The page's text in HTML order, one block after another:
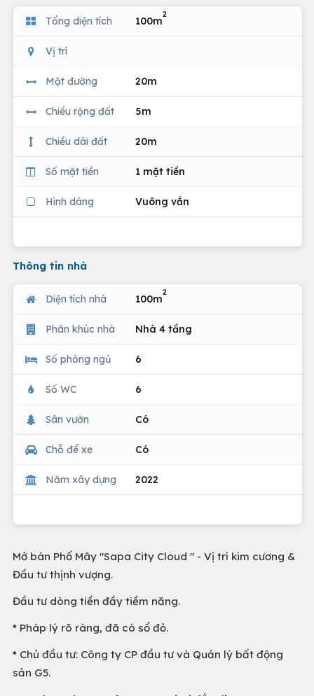
Tổng diện tích 100m
2
Vị trí
Mặt đường 20m
Chiều rộng đất 5m
Chiều dài đất 20m
Số mặt tiền 1 mặt tiền
Hình dáng Vuông vắn
Thông tin nhà
Diện tích nhà 100m
2
Phân khúc nhà Nhà 4 tầng
Số phòng ngủ 6
Số WC 6
Sân vườn Có
Chỗ để xe Có
Năm xây dựng 2022
Mở bán Phố Mây "Sapa City Cloud " - Vị trí kim cương &
Đầu tư thịnh vượng.
Đầu tư dòng tiền đầy tiềm năng.
* Pháp lý rõ ràng, đã có sổ đỏ.
* Chủ đầu tư: Công ty CP đầu tư và Quản lý bất động
sản G5.